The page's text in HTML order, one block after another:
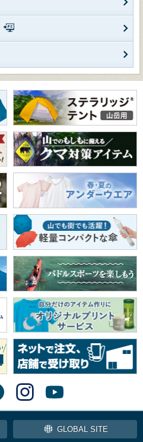
GLOBAL SITE